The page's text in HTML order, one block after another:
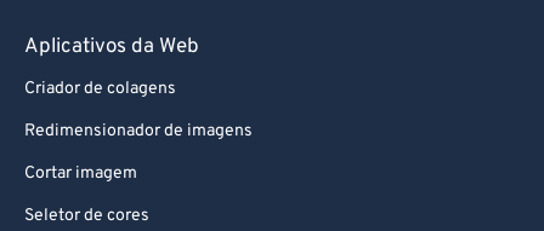
Aplicativos da Web
Criador de colagens
Redimensionador de imagens
Cortar imagem
Seletor de cores